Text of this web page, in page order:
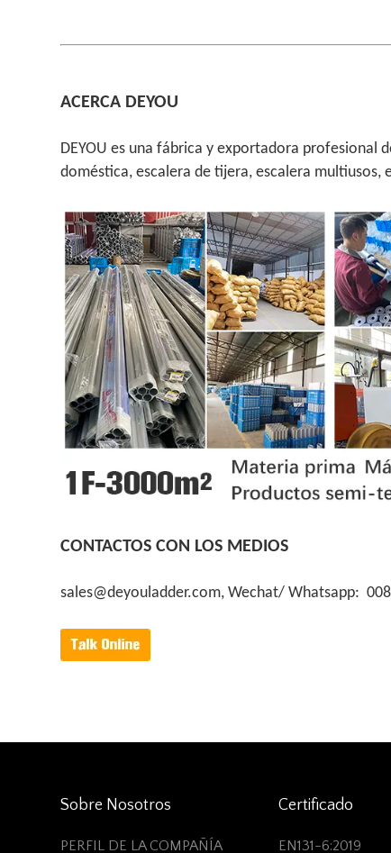
ACERCA DEYOU
DEYOU es una fábrica y exportadora profesional
doméstica, escalera de tijera, escalera multiusos,
CONTACTOS CON LOS MEDIOS
sales@deyouladder.com, Wechat/ Whatsapp:
Sobre Nosotros
PERFIL DE LA COMPAÑÍA
Certificado
EN131-6:2019